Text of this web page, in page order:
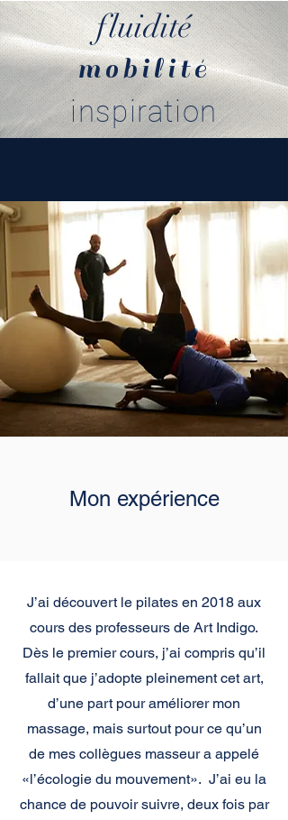
fluidité
mobilité
inspiration
Mon expérience
J’ai découvert le pilates en 2018 aux
cours des professeurs de Art Indigo.
Dès le premier cours, j’ai compris qu’il
fallait que j’adopte pleinement cet art,
d’une part pour améliorer mon
massage, mais surtout pour ce qu’un
de mes collègues masseur a appelé
«l’écologie du mouvement». J’ai eu la
chance de pouvoir suivre, deux fois par